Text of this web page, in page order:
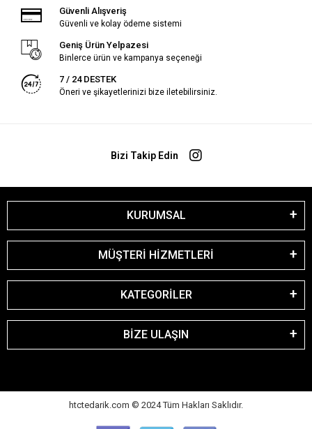
Güvenli Alışveriş
Güvenli ve kolay ödeme sistemi
Geniş Ürün Yelpazesi
Binlerce ürün ve kampanya seçeneği
7 / 24 DESTEK
Öneri ve şikayetlerinizi bize iletebilirsiniz.
Bizi Takip Edin
KURUMSAL
MÜŞTERİ HİZMETLERİ
KATEGORİLER
BİZE ULAŞIN
htctedarik.com © 2024 Tüm Hakları Saklıdır.